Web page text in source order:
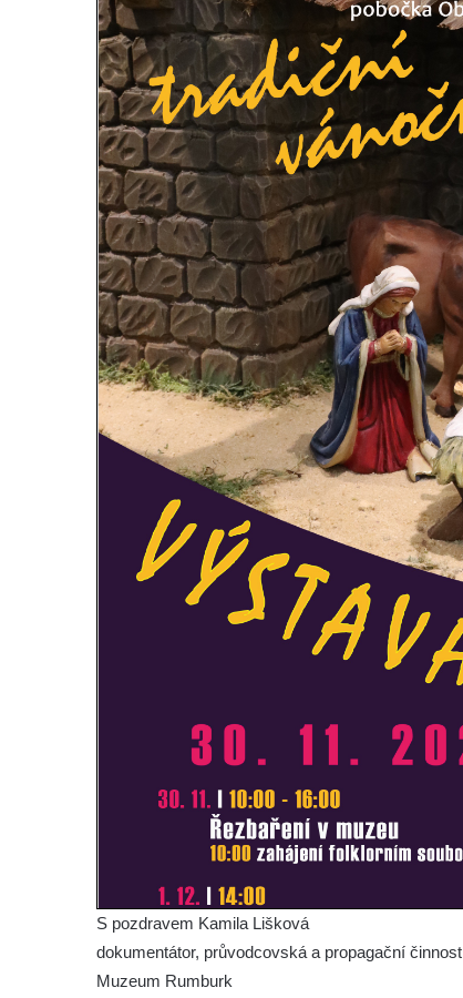
S pozdravem Kamila Lišková
dokumentátor, průvodcovská a propagační činnost
Muzeum Rumburk